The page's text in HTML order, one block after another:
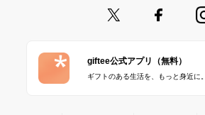
giftee公式アプリ（無料）
ギフトのある生活を、もっと身近に。